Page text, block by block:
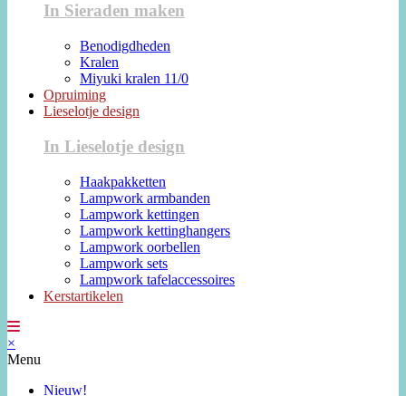
In Sieraden maken
Benodigdheden
Kralen
Miyuki kralen 11/0
Opruiming
Lieselotje design
In Lieselotje design
Haakpakketten
Lampwork armbanden
Lampwork kettingen
Lampwork kettinghangers
Lampwork oorbellen
Lampwork sets
Lampwork tafelaccessoires
Kerstartikelen
×
Menu
Nieuw!